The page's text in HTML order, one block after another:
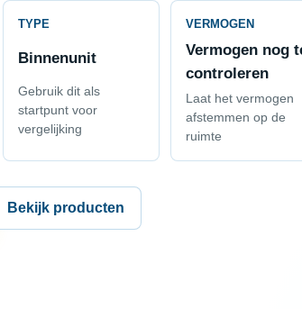
TYPE
Binnenunit
Gebruik dit als
startpunt voor
vergelijking
VERMOGEN
Vermogen nog
controleren
Laat het vermogen
afstemmen op de
ruimte
Bekijk producten